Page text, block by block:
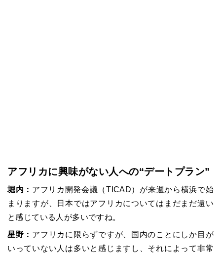
アフリカに興味がない人への“デートプラン”
堀内： アフリカ開発会議（TICAD）が来週から横浜で始
まりますが、日本ではアフリカについてはまだまだ遠い
と感じている人が多いですね。
星野： アフリカに限らずですが、国内のことにしか目が
いっていない人は多いと感じますし、それによって非常